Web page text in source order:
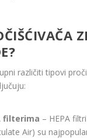
različiti tipovi
filterima – HEPA
Air) su